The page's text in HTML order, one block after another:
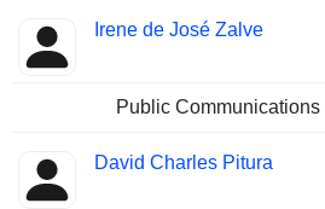
Irene de José Zalve
Public Communications
David Charles Pitura